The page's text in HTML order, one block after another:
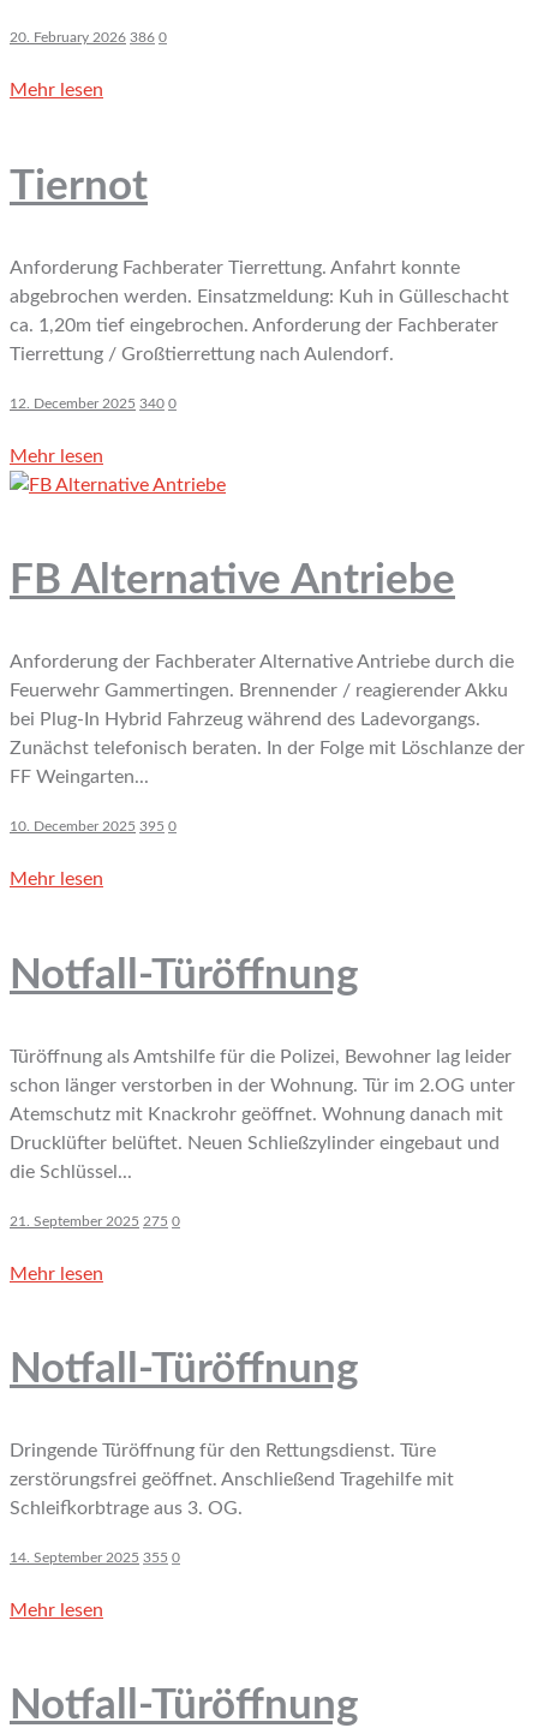
20. February 2026 386 0
Mehr lesen
Tiernot
Anforderung Fachberater Tierrettung. Anfahrt konnte
abgebrochen werden. Einsatzmeldung: Kuh in Gülleschacht
ca. 1,20m tief eingebrochen. Anforderung der Fachberater
Tierrettung / Großtierrettung nach Aulendorf.
12. December 2025 340 0
Mehr lesen
FB Alternative Antriebe
Anforderung der Fachberater Alternative Antriebe durch die
Feuerwehr Gammertingen. Brennender / reagierender Akku
bei Plug-In Hybrid Fahrzeug während des Ladevorgangs.
Zunächst telefonisch beraten. In der Folge mit Löschlanze der
FF Weingarten...
10. December 2025 395 0
Mehr lesen
Notfall-Türöffnung
Türöffnung als Amtshilfe für die Polizei, Bewohner lag leider
schon länger verstorben in der Wohnung. Tür im 2.OG unter
Atemschutz mit Knackrohr geöffnet. Wohnung danach mit
Drucklüfter belüftet. Neuen Schließzylinder eingebaut und
die Schlüssel...
21. September 2025 275 0
Mehr lesen
Notfall-Türöffnung
Dringende Türöffnung für den Rettungsdienst. Türe
zerstörungsfrei geöffnet. Anschließend Tragehilfe mit
Schleifkorbtrage aus 3. OG.
14. September 2025 355 0
Mehr lesen
Notfall-Türöffnung